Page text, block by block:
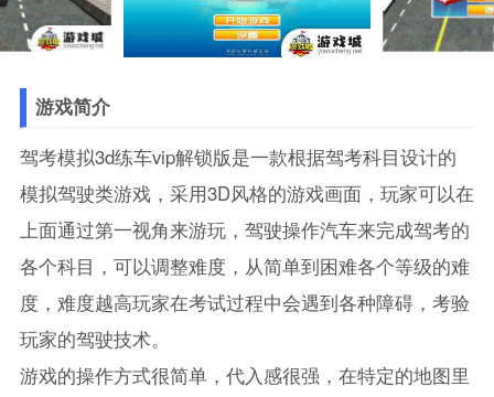
游戏简介
驾考模拟3d练车vip解锁版是一款根据驾考科目设计的
模拟驾驶类游戏，采用3D风格的游戏画面，玩家可以在
上面通过第一视角来游玩，驾驶操作汽车来完成驾考的
各个科目，可以调整难度，从简单到困难各个等级的难
度，难度越高玩家在考试过程中会遇到各种障碍，考验
玩家的驾驶技术。
游戏的操作方式很简单，代入感很强，在特定的地图里